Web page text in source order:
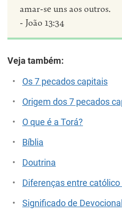
amar-se uns aos outros.
- João 13:34
Veja também:
Os 7 pecados capitais
Origem dos 7 pecados
O que é a Torá?
Bíblia
Doutrina
Diferenças entre
Significado de Devocional